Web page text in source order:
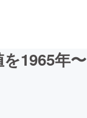
1965年〜